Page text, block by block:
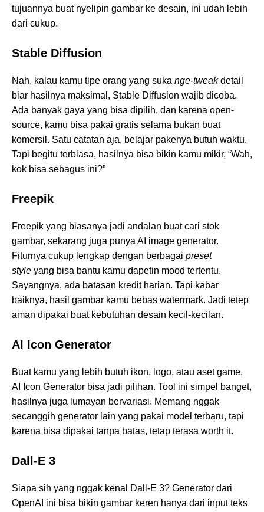
tujuannya buat nyelipin gambar ke desain, ini udah lebih
dari cukup.
Stable Diffusion
Nah, kalau kamu tipe orang yang suka nge-tweakdetail
biar hasilnya maksimal, Stable Diffusion wajib dicoba.
Ada banyak gaya yang bisa dipilih, dan karena open-
source, kamu bisa pakai gratis selama bukan buat
komersil. Satu catatan aja, belajar pakenya butuh waktu.
Tapi begitu terbiasa, hasilnya bisa bikin kamu mikir, “Wah,
kok bisa sebagus ini?”
Freepik
Freepik yang biasanya jadi andalan buat cari stok
gambar, sekarang juga punya AI image generator.
Fiturnya cukup lengkap dengan berbagai preset
style yang bisa bantu kamu dapetin mood tertentu.
Sayangnya, ada batasan kredit harian. Tapi kabar
baiknya, hasil gambar kamu bebas watermark. Jadi tetep
aman dipakai buat kebutuhan desain kecil-kecilan.
AI Icon Generator
Buat kamu yang lebih butuh ikon, logo, atau aset game,
AI Icon Generator bisa jadi pilihan. Tool ini simpel banget,
hasilnya juga lumayan bervariasi. Memang nggak
secanggih generator lain yang pakai model terbaru, tapi
karena bisa dipakai tanpa batas, tetap terasa worth it.
Dall-E 3
Siapa sih yang nggak kenal Dall-E 3? Generator dari
OpenAI ini bisa bikin gambar keren hanya dari input teks